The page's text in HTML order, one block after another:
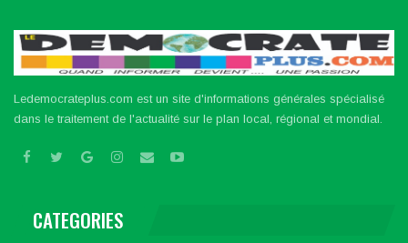
Ledemocrateplus.com est un site d'informations générales spécialisé
dans le traitement de l'actualité sur le plan local, régional et mondial.
CATEGORIES